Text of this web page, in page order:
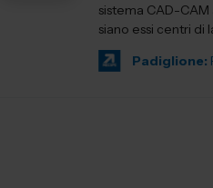
sistema CAD-
siano essi centri di
Padiglione: